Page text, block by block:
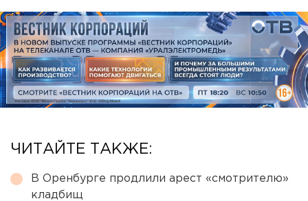
ЧИТАЙТЕ ТАКЖЕ:
В Оренбурге продлили арест «смотрителю»
кладбищ